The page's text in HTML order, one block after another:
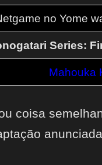
no Yome
Series:
Mahouka
coisa